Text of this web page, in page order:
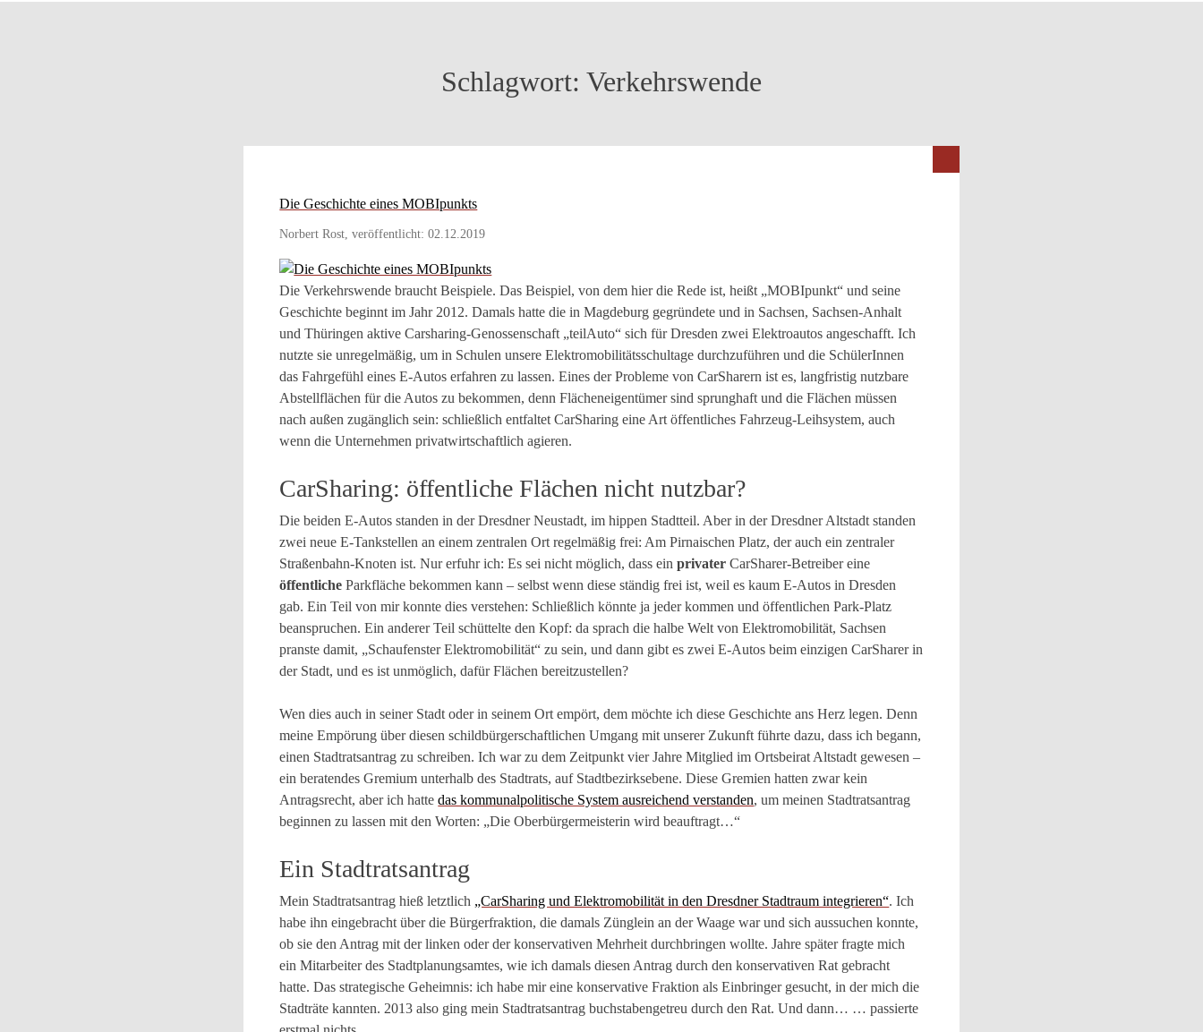
Schlagwort: Verkehrswende
Die Geschichte eines MOBIpunkts
Norbert Rost, veröffentlicht: 02.12.2019
Die Verkehrswende braucht Beispiele. Das Beispiel, von dem hier die Rede ist, heißt „MOBIpunkt“ und seine
Geschichte beginnt im Jahr 2012. Damals hatte die in Magdeburg gegründete und in Sachsen, Sachsen-Anhalt
und Thüringen aktive Carsharing-Genossenschaft „teilAuto“ sich für Dresden zwei Elektroautos angeschafft. Ich
nutzte sie unregelmäßig, um in Schulen unsere Elektromobilitätsschultage durchzuführen und die SchülerInnen
das Fahrgefühl eines E-Autos erfahren zu lassen. Eines der Probleme von CarSharern ist es, langfristig nutzbare
Abstellflächen für die Autos zu bekommen, denn Flächeneigentümer sind sprunghaft und die Flächen müssen
nach außen zugänglich sein: schließlich entfaltet CarSharing eine Art öffentliches Fahrzeug-Leihsystem, auch
wenn die Unternehmen privatwirtschaftlich agieren.
CarSharing: öffentliche Flächen nicht nutzbar?
Die beiden E-Autos standen in der Dresdner Neustadt, im hippen Stadtteil. Aber in der Dresdner Altstadt standen
zwei neue E-Tankstellen an einem zentralen Ort regelmäßig frei: Am Pirnaischen Platz, der auch ein zentraler
Straßenbahn-Knoten ist. Nur erfuhr ich: Es sei nicht möglich, dass einprivater CarSharer-Betreiber eine
öffentliche Parkfläche bekommen kann – selbst wenn diese ständig frei ist, weil es kaum E-Autos in Dresden
gab. Ein Teil von mir konnte dies verstehen: Schließlich könnte ja jeder kommen und öffentlichen Park-Platz
beanspruchen. Ein anderer Teil schüttelte den Kopf: da sprach die halbe Welt von Elektromobilität, Sachsen
pranste damit, „Schaufenster Elektromobilität“ zu sein, und dann gibt es zwei E-Autos beim einzigen CarSharer in
der Stadt, und es ist unmöglich, dafür Flächen bereitzustellen?
Wen dies auch in seiner Stadt oder in seinem Ort empört, dem möchte ich diese Geschichte ans Herz legen. Denn
meine Empörung über diesen schildbürgerschaftlichen Umgang mit unserer Zukunft führte dazu, dass ich begann,
einen Stadtratsantrag zu schreiben. Ich war zu dem Zeitpunkt vier Jahre Mitglied im Ortsbeirat Altstadt gewesen –
ein beratendes Gremium unterhalb des Stadtrats, auf Stadtbezirksebene. Diese Gremien hatten zwar kein
Antragsrecht, aber ich hattedas kommunalpolitische System ausreichend verstanden, um meinen Stadtratsantrag
beginnen zu lassen mit den Worten: „Die Oberbürgermeisterin wird beauftragt…“
Ein Stadtratsantrag
Mein Stadtratsantrag hieß letztlich „CarSharing und Elektromobilität in den Dresdner Stadtraum integrieren“. Ich
habe ihn eingebracht über die Bürgerfraktion, die damals Zünglein an der Waage war und sich aussuchen konnte,
ob sie den Antrag mit der linken oder der konservativen Mehrheit durchbringen wollte. Jahre später fragte mich
ein Mitarbeiter des Stadtplanungsamtes, wie ich damals diesen Antrag durch den konservativen Rat gebracht
hatte. Das strategische Geheimnis: ich habe mir eine konservative Fraktion als Einbringer gesucht, in der mich die
Stadträte kannten. 2013 also ging mein Stadtratsantrag buchstabengetreu durch den Rat. Und dann… … passierte